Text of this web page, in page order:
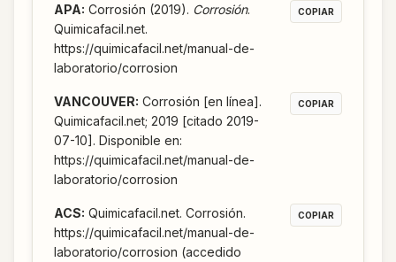
APA: Corrosión (2019). Corrosión.
Quimicafacil.net.
https://quimicafacil.net/manual-de-
laboratorio/corrosion
COPIAR
VANCOUVER: Corrosión [en línea].
Quimicafacil.net; 2019 [citado 2019-
07-10]. Disponible en:
https://quimicafacil.net/manual-de-
laboratorio/corrosion
COPIAR
ACS: Quimicafacil.net. Corrosión.
https://quimicafacil.net/manual-de-
laboratorio/corrosion (accedido
COPIAR